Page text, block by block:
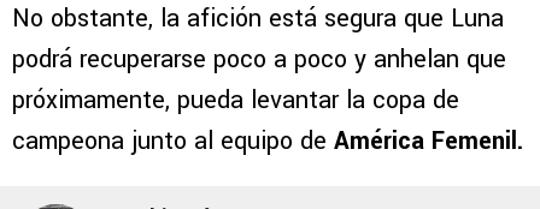
No obstante, la afición está segura que Luna
podrá recuperarse poco a poco y anhelan que
próximamente, pueda levantar la copa de
campeona junto al equipo de América Femenil.